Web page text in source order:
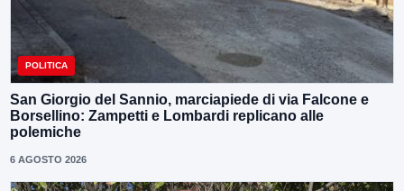
POLITICA
San Giorgio del Sannio, marciapiede di via Falcone e
Borsellino: Zampetti e Lombardi replicano alle
polemiche
6 AGOSTO 2026